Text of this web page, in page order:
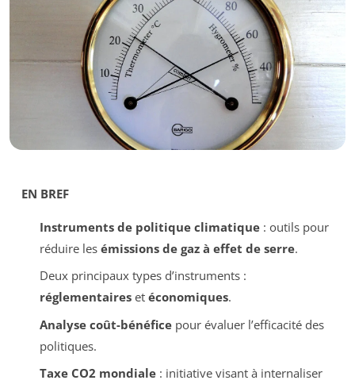
EN BREF
Instruments de politique climatique: outils pour
réduire les émissions de gaz à effet de serre.
Deux principaux types d’instruments :
réglementaireset économiques.
Analyse coût-bénéficepour évaluer l’efficacité des
politiques.
Taxe CO2 mondiale: initiative visant à internaliser